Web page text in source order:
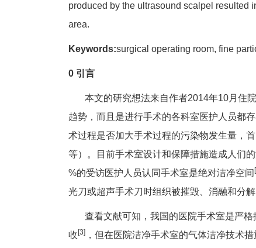
produced by the ultrasound scalpel resulted
area.
Keywords:surgical operating room, fine
0 引言
本文的研究想法来自作者2014年10月住院
趋势，而且是进行手术的各科室医护人员都
术过程是否加大手术过程的污染物发生量，
等）。目前手术室设计和保障措施造成人们
%的受访医护人员认同手术室是绝对洁净空间
光刀或超声手术刀时组织被摧毁、消融和分
查看文献可知，我国的医院手术室是严格
收 [3] ，但在医院洁净手术室的气体洁净技术